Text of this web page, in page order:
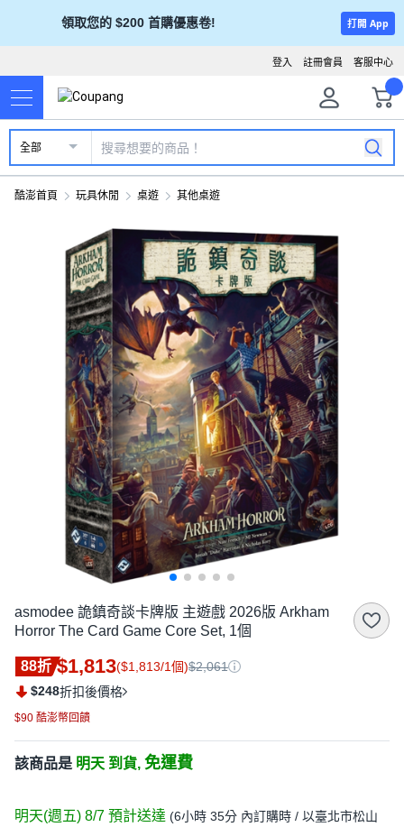
領取您的 $200 首購優惠卷! 打開 App
客服中心
註冊會員
登入
全部
酷澎首頁 玩具休閒 桌遊 其他桌遊
asmodee 詭鎮奇談卡牌版 主遊戲 2026版 Arkham
Horror The Card Game Core Set, 1個
88折 $1,813($1,813/1個)$2,061
$248折扣後價格
$90 酷澎幣回饋
該商品是 明天 到貨, 免運費
明天(週五) 8/7 預計送達 (6小時 35分 內訂購時 / 以臺北市松山